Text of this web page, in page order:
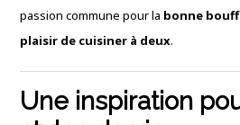
passion commune pour la bonne
plaisir de cuisiner à deux.
Une inspiration